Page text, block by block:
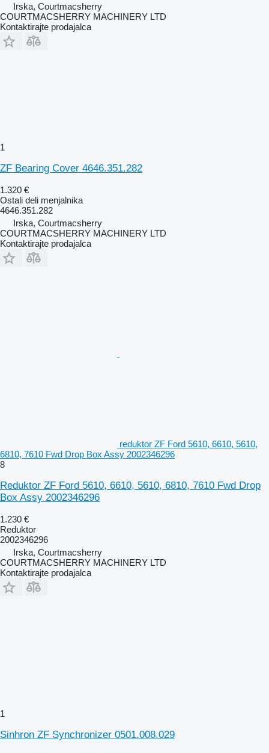
Irska, Courtmacsherry
COURTMACSHERRY MACHINERY LTD
Kontaktirajte prodajalca
1
ZF Bearing Cover 4646.351.282
1.320 €
Ostali deli menjalnika
4646.351.282
Irska, Courtmacsherry
COURTMACSHERRY MACHINERY LTD
Kontaktirajte prodajalca
reduktor ZF Ford 5610, 6610, 5610,
6810, 7610 Fwd Drop Box Assy 2002346296
8
Reduktor ZF Ford 5610, 6610, 5610, 6810, 7610 Fwd Drop
Box Assy 2002346296
1.230 €
Reduktor
2002346296
Irska, Courtmacsherry
COURTMACSHERRY MACHINERY LTD
Kontaktirajte prodajalca
1
Sinhron ZF Synchronizer 0501.008.029